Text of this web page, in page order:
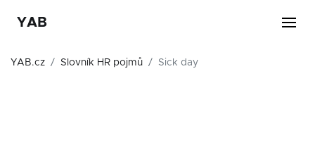
YAB
YAB.cz Slovník HR pojmů Sick day